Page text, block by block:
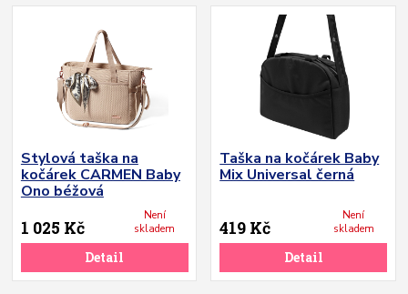
Stylová taška na
kočárek CARMEN Baby
Ono béžová
1 025 Kč
Není
skladem
Detail
Taška na kočárek Baby
Mix Universal černá
419 Kč
Není
skladem
Detail